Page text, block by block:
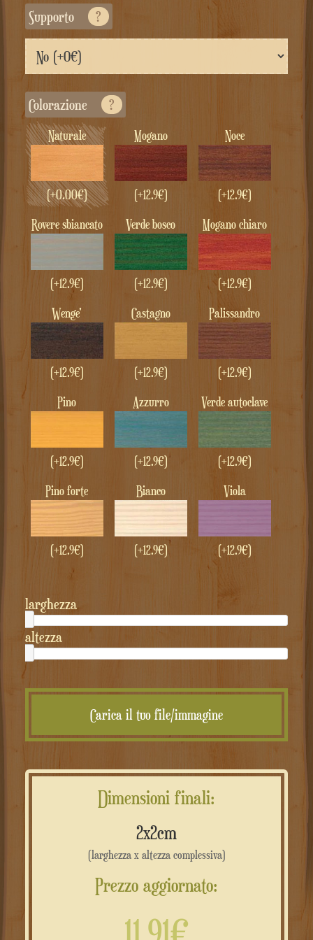
Supporto ?
Colorazione ?
Naturale
(+0.00€)
Mogano
(+12.9€)
Noce
(+12.9€)
Rovere sbiancato
(+12.9€)
Verde bosco
(+12.9€)
Mogano chiaro
(+12.9€)
Wenge'
(+12.9€)
Castagno
(+12.9€)
Palissandro
(+12.9€)
Pino
(+12.9€)
Azzurro
(+12.9€)
Verde autoclave
(+12.9€)
Pino forte
(+12.9€)
Bianco
(+12.9€)
Viola
(+12.9€)
larghezza
altezza
Carica il tuo file/immagine
Dimensioni finali:
2x2cm
(larghezza x altezza complessiva)
Prezzo aggiornato: